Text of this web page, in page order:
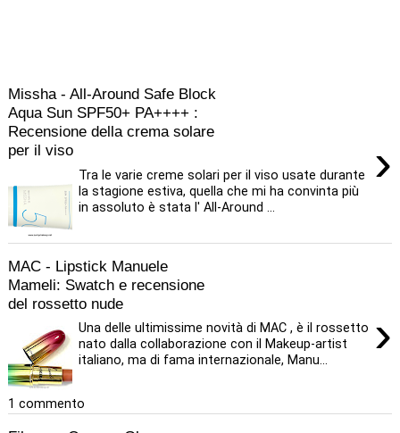
Missha - All-Around Safe Block
Aqua Sun SPF50+ PA++++ :
Recensione della crema solare
per il viso
›
Tra le varie creme solari per il viso usate durante
la stagione estiva, quella che mi ha convinta più
in assoluto è stata l' All-Around ...
MAC - Lipstick Manuele
Mameli: Swatch e recensione
del rossetto nude
›
Una delle ultimissime novità di MAC , è il rossetto
nato dalla collaborazione con il Makeup-artist
italiano, ma di fama internazionale, Manu...
1 commento